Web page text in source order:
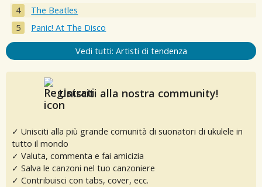
The Beatles
Panic! At The Disco
Vedi tutti: Artisti di tendenza
Unisciti alla nostra community!
✓ Unisciti alla più grande comunità di suonatori di ukulele in
tutto il mondo
✓ Valuta, commenta e fai amicizia
✓ Salva le canzoni nel tuo canzoniere
✓ Contribuisci con tabs, cover, ecc.